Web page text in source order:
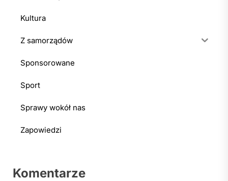
Kultura
Z samorządów
Sponsorowane
Sport
Sprawy wokół nas
Zapowiedzi
Komentarze